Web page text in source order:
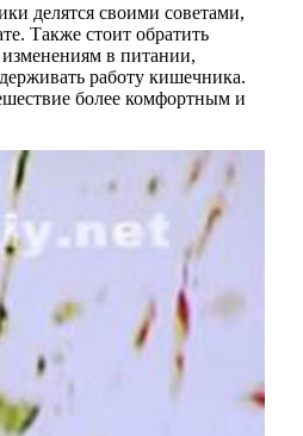
делятся своими советами,
Также стоит обратить
в питании,
работу кишечника.
более комфортным и